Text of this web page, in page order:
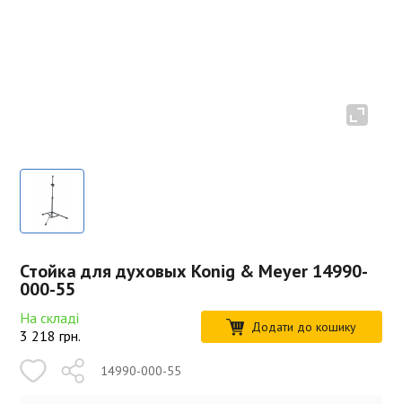
Стойка для духовых Konig & Meyer 14990-
000-55
На складі
3 218 грн. Додати до кошику
14990-000-55